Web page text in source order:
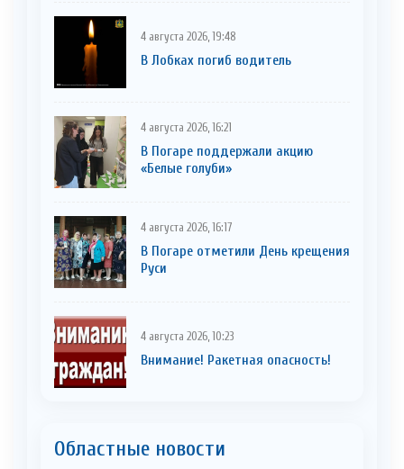
4 августа 2026, 19:48
В Лобках погиб водитель
4 августа 2026, 16:21
В Погаре поддержали акцию
«Белые голуби»
4 августа 2026, 16:17
В Погаре отметили День крещения
Руси
4 августа 2026, 10:23
Внимание! Ракетная опасность!
Областные новости